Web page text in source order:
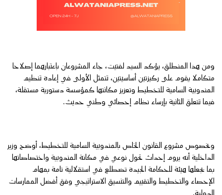
ومن هذا المنطلق، يؤكد السيد لفتيت، جاء المشروعان باعتبارهما إصلاحا
متكاملا يقوم على ركيزتين أساسيتين، تتمثل الأولى في إعادة تنظيم
المندوبية السامية للتخطيط وتعزيز مكانتها كمؤسسة دستورية مستقلة،
فيما تتعلق الثانية بإرساء نظام إحصائي وطني حديث.
وبخصوص مشروع القانون الخاص بالمندوبية السامية للتخطيط، أوضح وزير
الداخلية أنه يروم إحداث تحول نوعي في مكانة المندوبية واختصاصاتها
بما يجعلها هيئة للحكامة الجيدة تضطلع في استقلالية تامة بمهام
الإحصاء والتخطيط والتقييم والتنسيق الاستراتيجي وفق أفضل الممارسات